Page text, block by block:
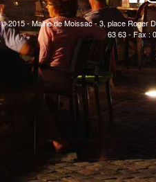
© 2015 - Mairie de Moissac - 3, place Roger
63 63 - Fax :